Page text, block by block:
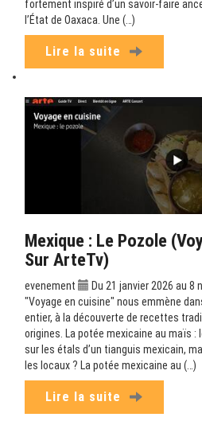
fortement inspiré d’un savoir-faire
l’État de Oaxaca. Une (…)
Lire la suite
Mexique : Le Pozole
Sur ArteTv)
evenement
Du 21 janvier 2026 au 8
"Voyage en cuisine" nous emmène
entier, à la découverte de recettes
origines. La potée mexicaine au maïs :
sur les étals d’un tianguis mexicain,
les locaux ? La potée mexicaine au (…)
Lire la suite